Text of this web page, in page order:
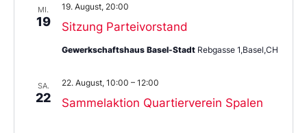
MI.
19 Sitzung Parteivorstand
19. August, 20:00
Gewerkschaftshaus Basel-Stadt Rebgasse 1,Basel,CH
SA.
22 Sammelaktion Quartierverein Spalen
22. August, 10:00 – 12:00